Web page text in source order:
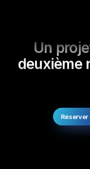
Un
deuxième
Réserver